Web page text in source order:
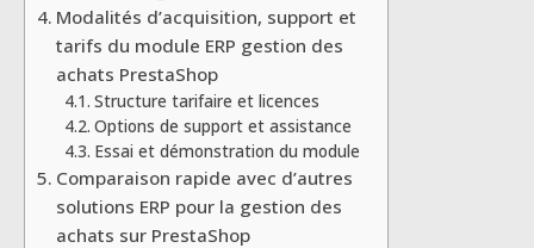
Modalités d’acquisition, support et
tarifs du module ERP gestion des
achats PrestaShop
Structure tarifaire et licences
Options de support et assistance
Essai et démonstration du module
Comparaison rapide avec d’autres
solutions ERP pour la gestion des
achats sur PrestaShop